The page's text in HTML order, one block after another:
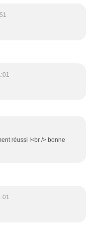
réussi !<br /> bonne